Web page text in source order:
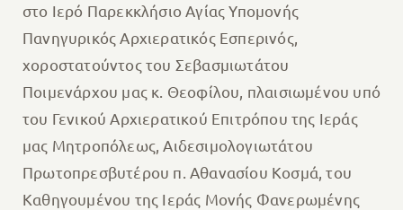
στο Ιερό Παρεκκλήσιο Αγίας Υπομονής
Πανηγυρικός Αρχιερατικός Εσπερινός,
χοροστατούντος του Σεβασμιωτάτου
Ποιμενάρχου μας κ. Θεοφίλου, πλαισιωμένου υπό
του Γενικού Αρχιερατικού Επιτρόπου της Ιεράς
μας Μητροπόλεως, Αιδεσιμολογιωτάτου
Πρωτοπρεσβυτέρου π. Αθανασίου Κοσμά, του
Καθηγουμένου της Ιεράς Μονής Φανερωμένης